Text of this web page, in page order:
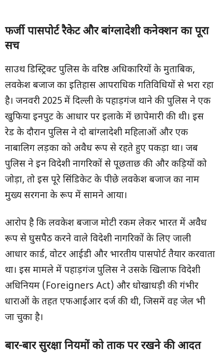
फर्जी पासपोर्ट रैकेट और बांग्लादेशी कनेक्शन का पूरा
सच
साउथ डिस्ट्रिक्ट पुलिस के वरिष्ठ अधिकारियों के मुताबिक,
लवकेश बजाज का इतिहास आपराधिक गतिविधियों से भरा रहा
है। जनवरी 2025 में दिल्ली के पहाड़गंज थाने की पुलिस ने एक
खुफिया इनपुट के आधार पर इलाके में छापेमारी की थी। इस
रेड के दौरान पुलिस ने दो बांग्लादेशी महिलाओं और एक
नाबालिग लड़का को अवैध रूप से रहते हुए पकड़ा था। जब
पुलिस ने इन विदेशी नागरिकों से पूछताछ की और कड़ियों को
जोड़ा, तो इस पूरे सिंडिकेट के पीछे लवकेश बजाज का नाम
मुख्य सरगना के रूप में सामने आया।
आरोप है कि लवकेश बजाज मोटी रकम लेकर भारत में अवैध
रूप से घुसपैठ करने वाले विदेशी नागरिकों के लिए जाली
आधार कार्ड, वोटर आईडी और भारतीय पासपोर्ट तैयार करवाता
था। इस मामले में पहाड़गंज पुलिस ने उसके खिलाफ विदेशी
अधिनियम (Foreigners Act) और धोखाधड़ी की गंभीर
धाराओं के तहत एफआईआर दर्ज की थी, जिसमें वह जेल भी
जा चुका है।
बार-बार सुरक्षा नियमों को ताक पर रखने की आदत